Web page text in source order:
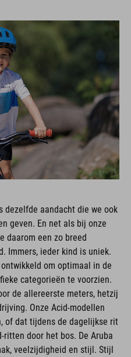
aandacht die we ook
geven. En net als bij onze
daarom een zo breed
Immers, ieder kind is uniek.
om optimaal in de
categorieën te voorzien.
de allereerste meters, hetzij
Onze Acid-modellen
of dat tijdens de dagelijkse rit
door het bos. De Aruba
veelzijdigheid en stijl. Stijl